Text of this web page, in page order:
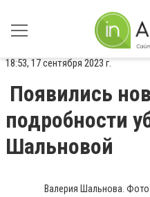
18:53, 17 сентября 2023 г.
Появились
подробности
Шальновой
Валерия Шальнова.